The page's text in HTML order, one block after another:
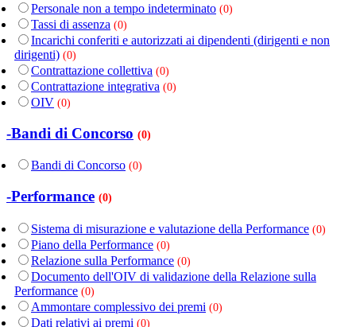
Personale non a tempo indeterminato (0)
Tassi di assenza (0)
Incarichi conferiti e autorizzati ai dipendenti (dirigenti e non
dirigenti) (0)
Contrattazione collettiva (0)
Contrattazione integrativa (0)
OIV (0)
-Bandi di Concorso (0)
Bandi di Concorso (0)
-Performance (0)
Sistema di misurazione e valutazione della Performance (0)
Piano della Performance (0)
Relazione sulla Performance (0)
Documento dell'OIV di validazione della Relazione sulla
Performance (0)
Ammontare complessivo dei premi (0)
Dati relativi ai premi (0)